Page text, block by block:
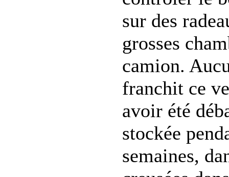
sur des
grosses
camion.
franchit ce
avoir été
stockée
semaines,